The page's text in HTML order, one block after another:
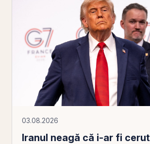
03.08.2026
Iranul neagă că i-ar fi